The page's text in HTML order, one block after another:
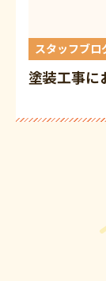
スタッフブロ
塗装工事に